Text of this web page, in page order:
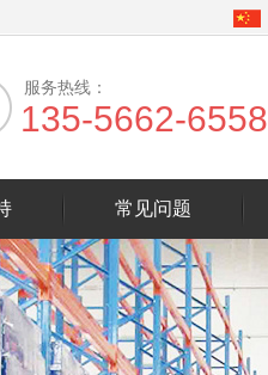
服务热线：
135-5662-6558
常见问题